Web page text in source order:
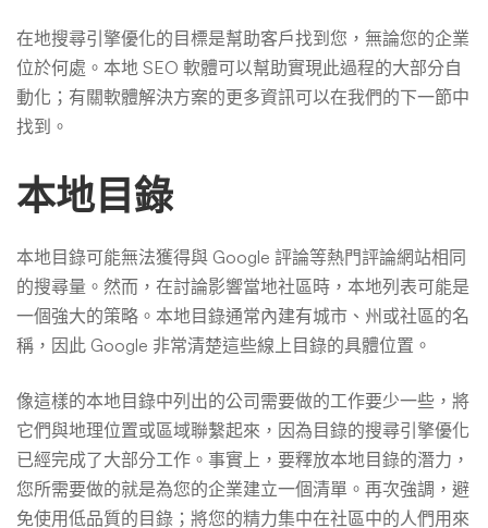
在地搜尋引擎優化的目標是幫助客戶找到您，無論您的企業
位於何處。本地 SEO 軟體可以幫助實現此過程的大部分自
動化；有關軟體解決方案的更多資訊可以在我們的下一節中
找到。
本地目錄
本地目錄可能無法獲得與 Google 評論等熱門評論網站相同
的搜尋量。然而，在討論影響當地社區時，本地列表可能是
一個強大的策略。本地目錄通常內建有城市、州或社區的名
稱，因此 Google 非常清楚這些線上目錄的具體位置。
像這樣的本地目錄中列出的公司需要做的工作要少一些，將
它們與地理位置或區域聯繫起來，因為目錄的搜尋引擎優化
已經完成了大部分工作。事實上，要釋放本地目錄的潛力，
您所需要做的就是為您的企業建立一個清單。再次強調，避
免使用低品質的目錄；將您的精力集中在社區中的人們用來